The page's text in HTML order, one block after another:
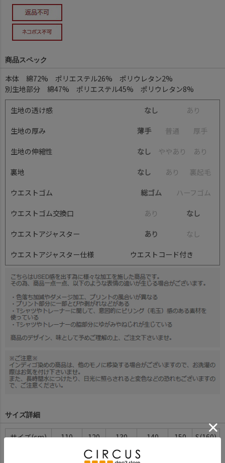
商品スペック
本体 綿72% ポリエステル26% ポリウレタン2%
別生地部分 綿47% ポリエステル45% ポリウレタン8%
生地の透け感 なし あ り
生地の厚み 薄手 普通 厚手
生地の伸縮性 なし ややあ り あ り
裏地 なし あ り 裏起毛
ウエストゴム 総ゴム ハーフ ゴ ム
ウエストゴム交換口 あ り なし
ウエストアジャスター あり な し
ウエストアジャスター仕様 ウエストコード付き
サイズ詳細
サイズ(cm) 110 120 130 140 150
S(160)
25 27.5